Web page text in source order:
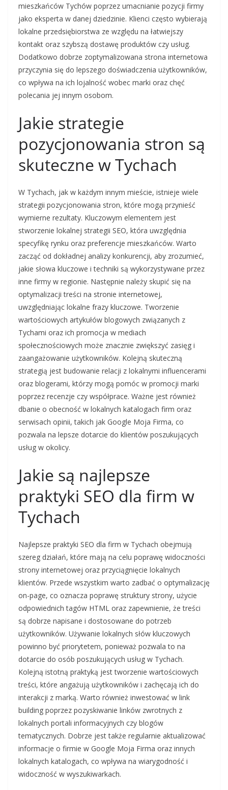
mieszkańców Tychów poprzez umacnianie pozycji firmy
jako eksperta w danej dziedzinie. Klienci często wybierają
lokalne przedsiębiorstwa ze względu na łatwiejszy
kontakt oraz szybszą dostawę produktów czy usług.
Dodatkowo dobrze zoptymalizowana strona internetowa
przyczynia się do lepszego doświadczenia użytkowników,
co wpływa na ich lojalność wobec marki oraz chęć
polecania jej innym osobom.
Jakie strategie
pozycjonowania stron są
skuteczne w Tychach
W Tychach, jak w każdym innym mieście, istnieje wiele
strategii pozycjonowania stron, które mogą przynieść
wymierne rezultaty. Kluczowym elementem jest
stworzenie lokalnej strategii SEO, która uwzględnia
specyfikę rynku oraz preferencje mieszkańców. Warto
zacząć od dokładnej analizy konkurencji, aby zrozumieć,
jakie słowa kluczowe i techniki są wykorzystywane przez
inne firmy w regionie. Następnie należy skupić się na
optymalizacji treści na stronie internetowej,
uwzględniając lokalne frazy kluczowe. Tworzenie
wartościowych artykułów blogowych związanych z
Tychami oraz ich promocja w mediach
społecznościowych może znacznie zwiększyć zasięg i
zaangażowanie użytkowników. Kolejną skuteczną
strategią jest budowanie relacji z lokalnymi influencerami
oraz blogerami, którzy mogą pomóc w promocji marki
poprzez recenzje czy współprace. Ważne jest również
dbanie o obecność w lokalnych katalogach firm oraz
serwisach opinii, takich jak Google Moja Firma, co
pozwala na lepsze dotarcie do klientów poszukujących
usług w okolicy.
Jakie są najlepsze
praktyki SEO dla firm w
Tychach
Najlepsze praktyki SEO dla firm w Tychach obejmują
szereg działań, które mają na celu poprawę widoczności
strony internetowej oraz przyciągnięcie lokalnych
klientów. Przede wszystkim warto zadbać o optymalizację
on-page, co oznacza poprawę struktury strony, użycie
odpowiednich tagów HTML oraz zapewnienie, że treści
są dobrze napisane i dostosowane do potrzeb
użytkowników. Używanie lokalnych słów kluczowych
powinno być priorytetem, ponieważ pozwala to na
dotarcie do osób poszukujących usług w Tychach.
Kolejną istotną praktyką jest tworzenie wartościowych
treści, które angażują użytkowników i zachęcają ich do
interakcji z marką. Warto również inwestować w link
building poprzez pozyskiwanie linków zwrotnych z
lokalnych portali informacyjnych czy blogów
tematycznych. Dobrze jest także regularnie aktualizować
informacje o firmie w Google Moja Firma oraz innych
lokalnych katalogach, co wpływa na wiarygodność i
widoczność w wyszukiwarkach.